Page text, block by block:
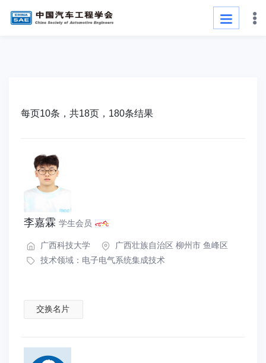
每页10条，共18页，180条结果
李嘉霖 学生会员
广西科技大学
广西壮族自治区 柳州市 鱼峰区
技术领域： 电子电气系统集成技术
交换名片